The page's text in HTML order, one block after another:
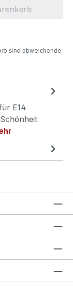
sind abweichende
E14